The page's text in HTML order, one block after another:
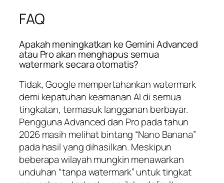
FAQ
Apakah meningkatkan ke Gemini Advanced
atau Pro akan menghapus semua
watermark secara otomatis?
Tidak, Google mempertahankan watermark
demi kepatuhan keamanan AI di semua
tingkatan, termasuk langganan berbayar.
Pengguna Advanced dan Pro pada tahun
2026 masih melihat bintang “Nano Banana”
pada hasil yang dihasilkan. Meskipun
beberapa wilayah mungkin menawarkan
unduhan “tanpa watermark” untuk tingkat